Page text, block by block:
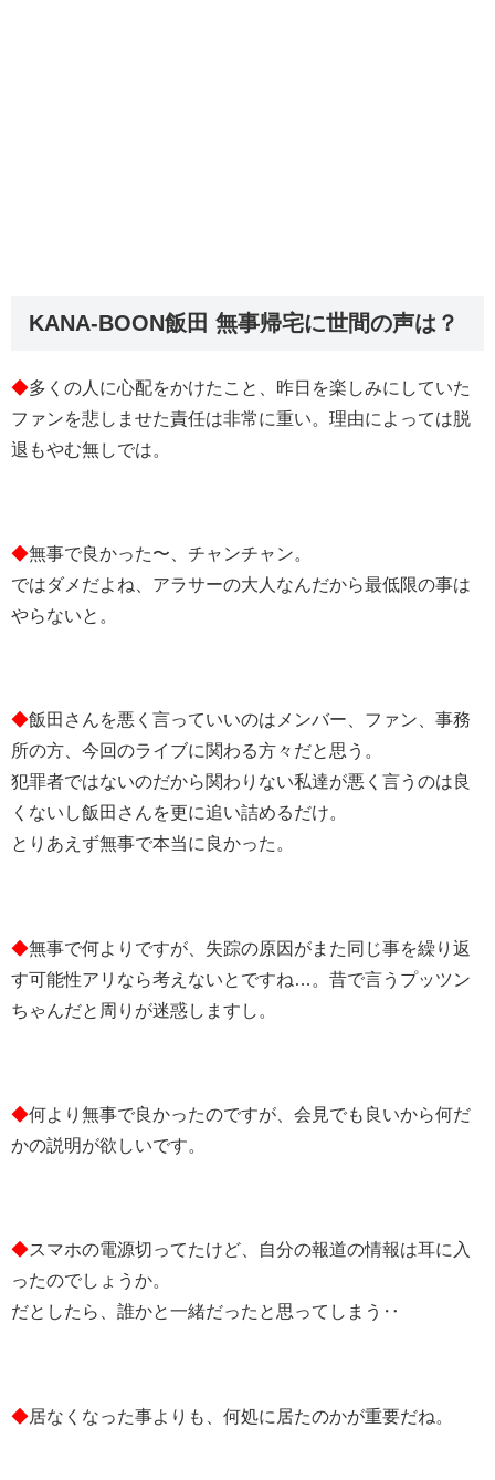
KANA-BOON飯田 無事帰宅に世間の声は？
◆多くの人に心配をかけたこと、昨日を楽しみにしていた
ファンを悲しませた責任は非常に重い。理由によっては脱
退もやむ無しでは。
◆無事で良かった〜、チャンチャン。
ではダメだよね、アラサーの大人なんだから最低限の事は
やらないと。
◆飯田さんを悪く言っていいのはメンバー、ファン、事務
所の方、今回のライブに関わる方々だと思う。
犯罪者ではないのだから関わりない私達が悪く言うのは良
くないし飯田さんを更に追い詰めるだけ。
とりあえず無事で本当に良かった。
◆無事で何よりですが、失踪の原因がまた同じ事を繰り返
す可能性アリなら考えないとですね…。昔で言うプッツン
ちゃんだと周りが迷惑しますし。
◆何より無事で良かったのですが、会見でも良いから何だ
かの説明が欲しいです。
◆スマホの電源切ってたけど、自分の報道の情報は耳に入
ったのでしょうか。
だとしたら、誰かと一緒だったと思ってしまう‥
◆居なくなった事よりも、何処に居たのかが重要だね。